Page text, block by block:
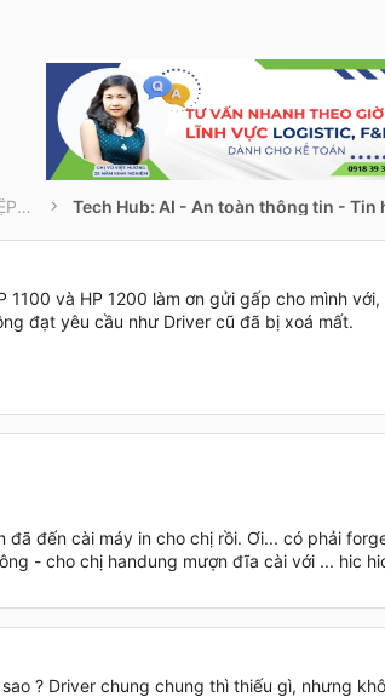
THÔNG TIN CẦN BIẾT VÀ HỎI ĐÁP NGHIỆP VỤ
1100 và HP 1200 làm ơn gửi gấp cho mình
đạt yêu cầu như Driver cũ đã bị xoá mất.
đã đến cài máy in cho chị rồi. Ơi... có phải
- cho chị handung mượn đĩa cài với ... hic
? Driver chung chung thì thiếu gì, nhưng